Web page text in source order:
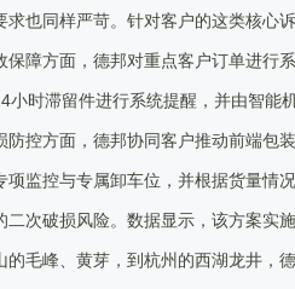
求也同样严苛。针对客户的这类核心
保障方面，德邦对重点客户订单进行
小时滞留件进行系统提醒，并由智能
防控方面，德邦协同客户推动前端包
项监控与专属卸车位，并根据货量情
二次破损风险。数据显示，该方案实
的毛峰、黄芽，到杭州的西湖龙井，